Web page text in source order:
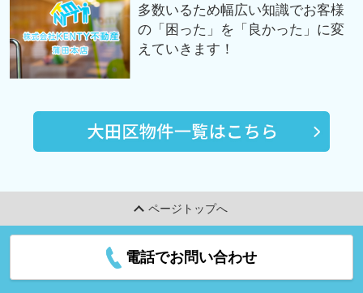
多数いるため幅広い知識でお客様
の「困った」を「良かった」に変
えていきます！
ページトップへ
電話でお問い合わせ